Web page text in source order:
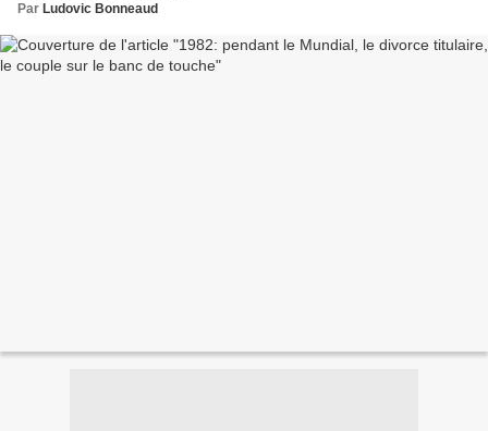
Par Ludovic Bonneaud